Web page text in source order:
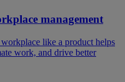
management
like a product helps
work, and drive better